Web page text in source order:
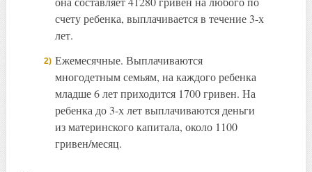
счету ребенка, выплачивается в течение 3-х
лет.
Ежемесячные. Выплачиваются
многодетным семьям, на каждого ребенка
младше 6 лет приходится 1700 гривен. На
ребенка до 3-х лет выплачиваются деньги
из материнского капитала, около 1100
гривен/месяц.